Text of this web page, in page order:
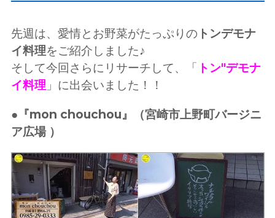
先週は、愛情とお野菜がたっぷりの トンデモナ
イ料理をご紹介しました♪
そして今回さらにリサーチして、「 トン"デモナ
イ料理 」に出会いました！！
●『mon chouchou』（宮崎市上野町バージニ
ア広場 ）